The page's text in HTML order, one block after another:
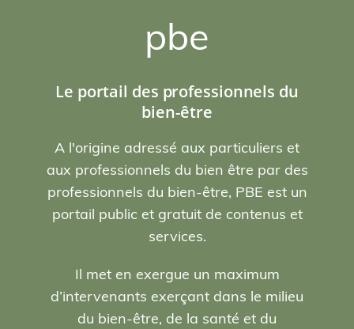
pbe
Le portail des professionnels du
bien-être
A l'origine adressé aux particuliers et
aux professionnels du bien être par des
professionnels du bien-être, PBE est un
portail public et gratuit de contenus et
services.
Il met en exergue un maximum
d’intervenants exerçant dans le milieu
du bien-être, de la santé et du